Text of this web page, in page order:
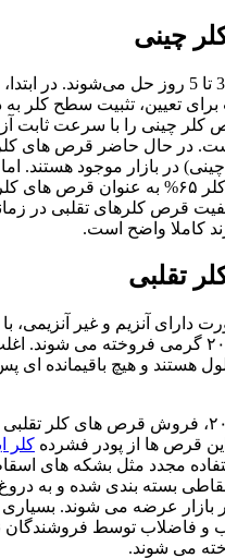
چینی
قرص‌ کلر چینی طی 3 تا 5 روز حل می‌شوند. در
تعیین، تثبیت سطح کلر به
کلر چینی را با سرعت ثابت
در حال حاضر قرص های
چینی) در بازار موجود هستند.
که برخی سودجویان کلر ۶۵% به عنوان
قرص کلرهای تقلبی در
کاملا واضح است.
تقلبی
در اندازه‌ های ۲۰ و ۲۰۰ گرمی فروخته می‌ شوند.
هستند و هیچ باقیمانده‌ ای
متاسفانه از سال ۲۰۲۱، فروش قرص‌ های کلر
قرص‌ ها از پودر فشرده کلر
مجدد مثل بشکه های
بسته بندی شده و به
بازار عرضه می‌ شوند.
و فاضلاب توسط فروشندگان
می‌ شوند.